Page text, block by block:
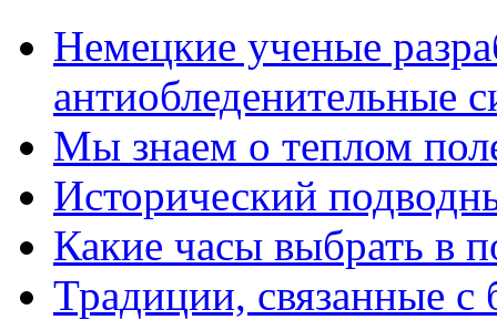
Немецкие ученые
антиобледенительные
Мы знаем о теплом
Исторический
Какие часы выбрать в
Традиции, связанные с